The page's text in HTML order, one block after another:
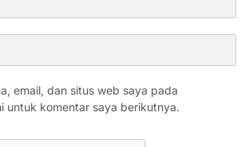
email, dan situs web saya pada
untuk komentar saya berikutnya.